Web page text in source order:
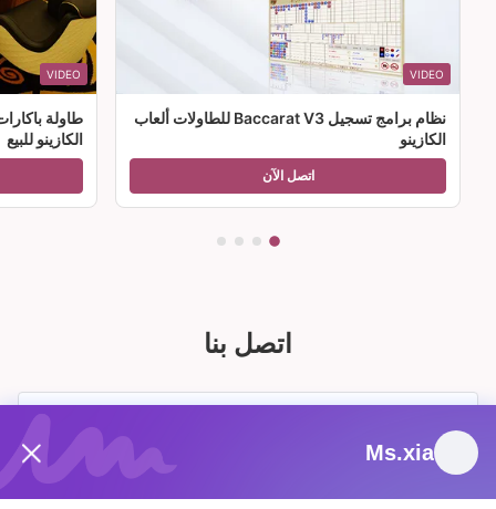
VIDEO
نظام برامج تسجيل Baccarat V3 للطاولات ألعاب
الكازينو
اتصل الآن
VIDEO
طاولة
الكازينو للبيع
اتصل بنا
Ms.xia